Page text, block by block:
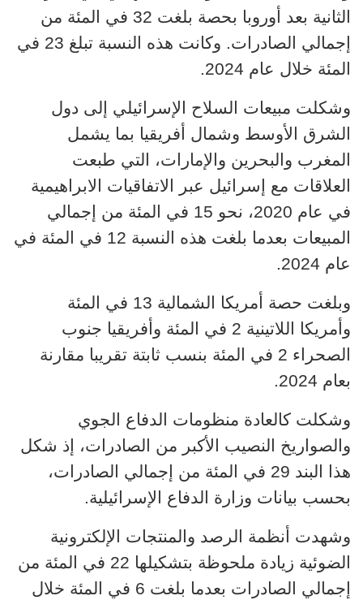
الثانية بعد أوروبا بحصة بلغت 32 في المئة من
إجمالي الصادرات. وكانت هذه النسبة تبلغ 23 في
المئة خلال عام 2024.
وشكلت مبيعات السلاح الإسرائيلي إلى دول
الشرق الأوسط وشمال أفريقيا بما يشمل
المغرب والبحرين والإمارات، التي طبعت
العلاقات مع إسرائيل عبر الاتفاقيات الابراهيمية
في عام 2020، نحو 15 في المئة من إجمالي
المبيعات بعدما بلغت هذه النسبة 12 في المئة في
عام 2024.
وبلغت حصة أمريكا الشمالية 13 في المئة
وأمريكا اللاتينية 2 في المئة وأفريقيا جنوب
الصحراء 2 في المئة بنسب ثابتة تقريبا مقارنة
بعام 2024.
وشكلت كالعادة منظومات الدفاع الجوي
والصواريخ النصيب الأكبر من الصادرات، إذ شكل
هذا البند 29 في المئة من إجمالي الصادرات،
بحسب بيانات وزارة الدفاع الإسرائيلية.
وشهدت أنظمة الرصد و المنتجات الإلكترونية
الضوئية زيادة ملحوظة بتشكيلها 22 في المئة من
إجمالي الصادرات بعدما بلغت 6 في المئة خلال